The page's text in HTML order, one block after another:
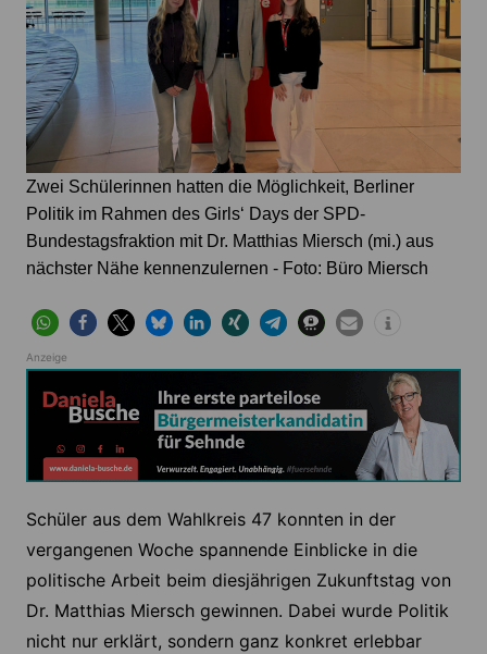
Zwei Schülerinnen hatten die Möglichkeit, Berliner
Politik im Rahmen des Girls‘ Days der SPD-
Bundestagsfraktion mit Dr. Matthias Miersch (mi.) aus
nächster Nähe kennenzulernen - Foto: Büro Miersch
Anzeige
Schüler aus dem Wahlkreis 47 konnten in der
vergangenen Woche spannende Einblicke in die
politische Arbeit beim diesjährigen Zukunftstag von
Dr. Matthias Miersch gewinnen. Dabei wurde Politik
nicht nur erklärt, sondern ganz konkret erlebbar